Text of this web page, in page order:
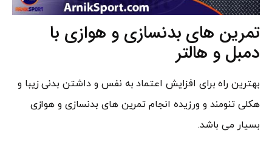
تمرین های بدنسازی و هوازی با
دمبل و هالتر
بهترین راه برای افزایش اعتماد به نفس و داشتن بدنی زیبا و
هکلی تنومند و ورزیده انجام تمرین های بدنسازی و هوازی
بسیار می باشد.